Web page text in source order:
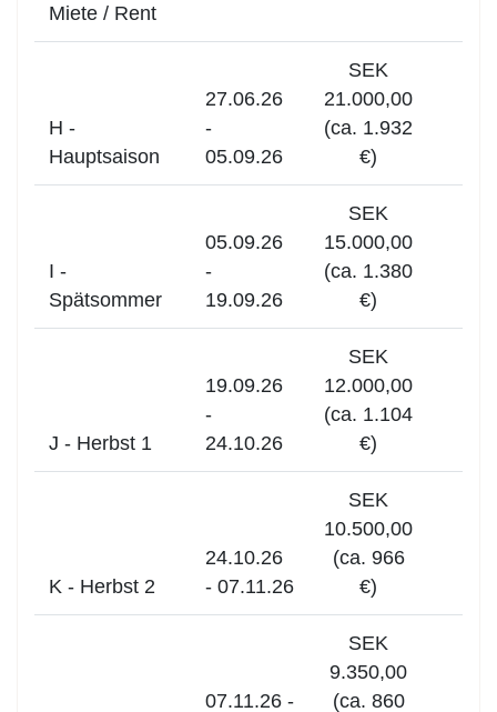
Miete / Rent
H -
Hauptsaison
27.06.26
-
05.09.26
SEK
21.000,00
(ca. 1.932
€)
I -
Spätsommer
05.09.26
-
19.09.26
SEK
15.000,00
(ca. 1.380
€)
J - Herbst 1
19.09.26
-
24.10.26
SEK
12.000,00
(ca. 1.104
€)
K - Herbst 2
24.10.26
- 07.11.26
SEK
10.500,00
(ca. 966
€)
07.11.26 -
SEK
9.350,00
(ca. 860